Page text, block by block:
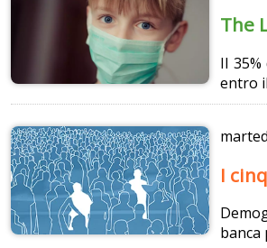
The
Il
entro
I
banca